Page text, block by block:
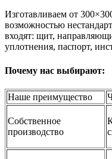
Изготавливаем от
возможностью
входят: щит,
уплотнения, паспорт,
Почему нас выбирают:
Наше преимущество
Собственное
производство